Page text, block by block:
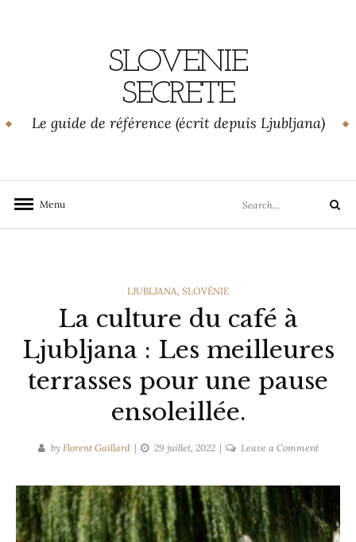
SLOVENIE
SECRETE
Le guide de référence (écrit depuis Ljubljana)
Menu
for:
Search
CATEGORIES
LJUBLJANA, SLOVÉNIE
La culture du café à
Ljubljana : Les meilleures
terrasses pour une pause
ensoleillée.
by Florent Gaillard 29 juillet, 2022 Leave a Commenton
café